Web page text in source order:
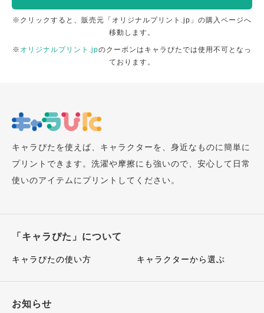
※クリックすると、販売元「オリジナルプリント.jp」の購入ページへ
移動します。
※ オリジナルプリント.jpのクーポンはキャラぴたでは使用不可となっ
ております。
キャラぴたを使えば、キャラクターを、身近なものに簡単に
プリントできます。洗濯や摩擦にも強いので、安心して日常
使いのアイテムにプリントしてください。
「キャラぴた」について
キャラぴたの使い方 キャラクターから選ぶ
お知らせ